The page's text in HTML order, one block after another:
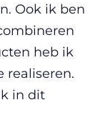
Ook ik ben
heb ik
realiseren.
in dit